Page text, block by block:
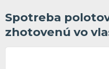
Spotreba
zhotovenú vo